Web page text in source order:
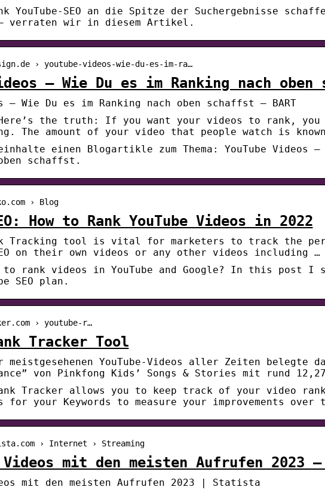
YouTube-SEO an die Spitze der Suchergebnisse
– verraten wir in diesem Artikel.
› youtube-videos-wie-du-es-im-ra…
– Wie Du es im Ranking nach
– Wie Du es im Ranking nach oben schaffst – BART
the truth: If you want your videos to rank, you
The amount of your video that people watch is
einen Blogartikle zum Thema: YouTube Videos –
schaffst.
› Blog
How to Rank YouTube Videos in 2022
Tracking tool is vital for marketers to track the
on their own videos or any other videos including …
to rank videos in YouTube and Google? In this post I
SEO plan.
› youtube-r…
Tracker Tool
meistgesehenen YouTube-Videos aller Zeiten belegte
von Pinkfong Kids’ Songs & Stories mit rund
Tracker allows you to keep track of your video
for your Keywords to measure your improvements over
› Internet › Streaming
Videos mit den meisten Aufrufen 2023
mit den meisten Aufrufen 2023 | Statista